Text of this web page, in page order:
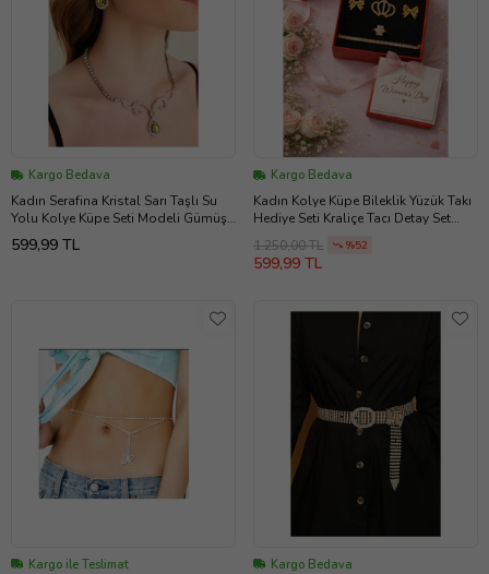
Kargo Bedava
Kadın Serafina Kristal Sarı Taşlı Su
Yolu Kolye Küpe Seti Modeli Gümüş
Abiye Elbise Düğün Takı Seti
599,99 TL
Kargo Bedava
Kadın Kolye Küpe Bileklik Yüzük Takı
Hediye Seti Kraliçe Tacı Detay Set
Zirkon Çelik Özel Gün
1.250,00 TL %52
599,99 TL
Kargo ile Teslimat Kargo Bedava